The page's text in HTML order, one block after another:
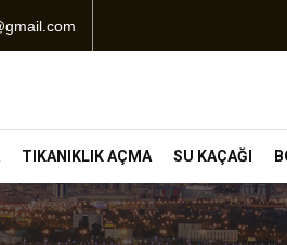
TIKANIKLIK AÇMA SU KAÇAĞI